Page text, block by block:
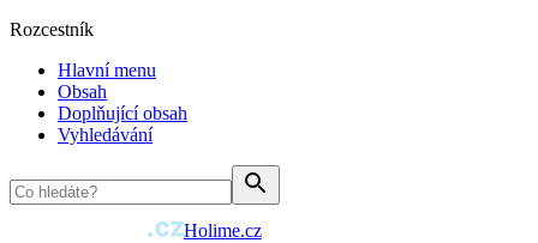
Rozcestník
Hlavní menu
Obsah
Doplňující obsah
Vyhledávání
Holime.cz